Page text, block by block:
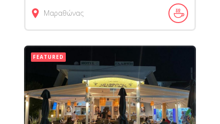
Μαραθώνας
FEATURED